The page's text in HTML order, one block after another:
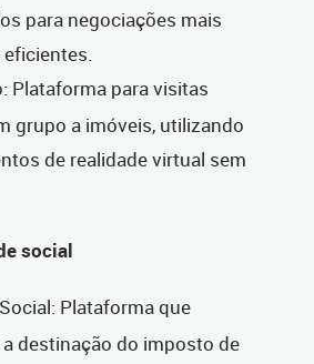
para negociações mais
Plataforma para visitas
grupo a imóveis, utilizando
de realidade virtual sem
social
Plataforma que
destinação do imposto de